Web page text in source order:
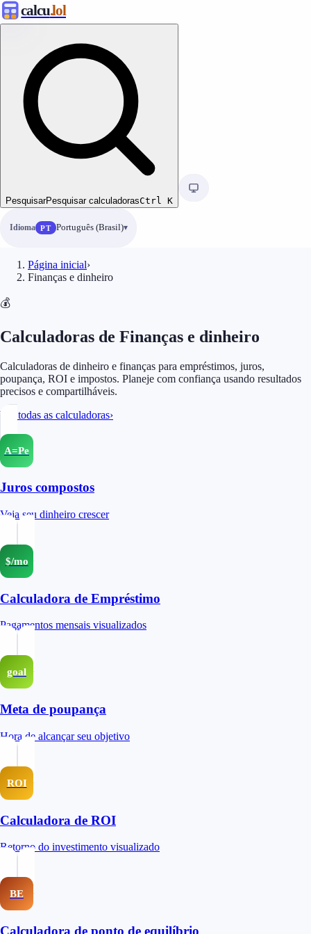
calcu.lol
PesquisarPesquisar calculadorasCtrl K
Idioma PT Português (Brasil)
Página inicial›
Finanças e dinheiro
💰
Calculadoras de Finanças e dinheiro
Calculadoras de dinheiro e finanças para empréstimos, juros,
poupança, ROI e impostos. Planeje com confiança usando resultados
precisos e compartilháveis.
Ver todas as calculadoras›
A=Pe
Juros compostos
Veja seu dinheiro crescer
$/mo
Calculadora de Empréstimo
Pagamentos mensais visualizados
goal
Meta de poupança
Hora de alcançar seu objetivo
ROI
Calculadora de ROI
Retorno do investimento visualizado
BE
Calculadora de ponto de equilíbrio